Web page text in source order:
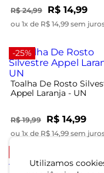
Utilizamos
R$ 24,99 R$ 14,99
ou 1x de R$ 14,99 sem
-25%
Toalha De Rosto
Appel Laranja - UN
R$ 19,99 R$ 14,99
ou 1x de R$ 14,99 sem